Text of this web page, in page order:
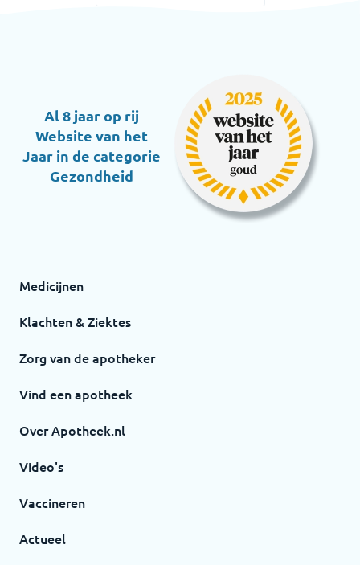
Al 8 jaar op rij
Website van het
Jaar in de categorie
Gezondheid
Medicijnen
Klachten & Ziektes
Zorg van de apotheker
Vind een apotheek
Over Apotheek.nl
Video's
Vaccineren
Actueel